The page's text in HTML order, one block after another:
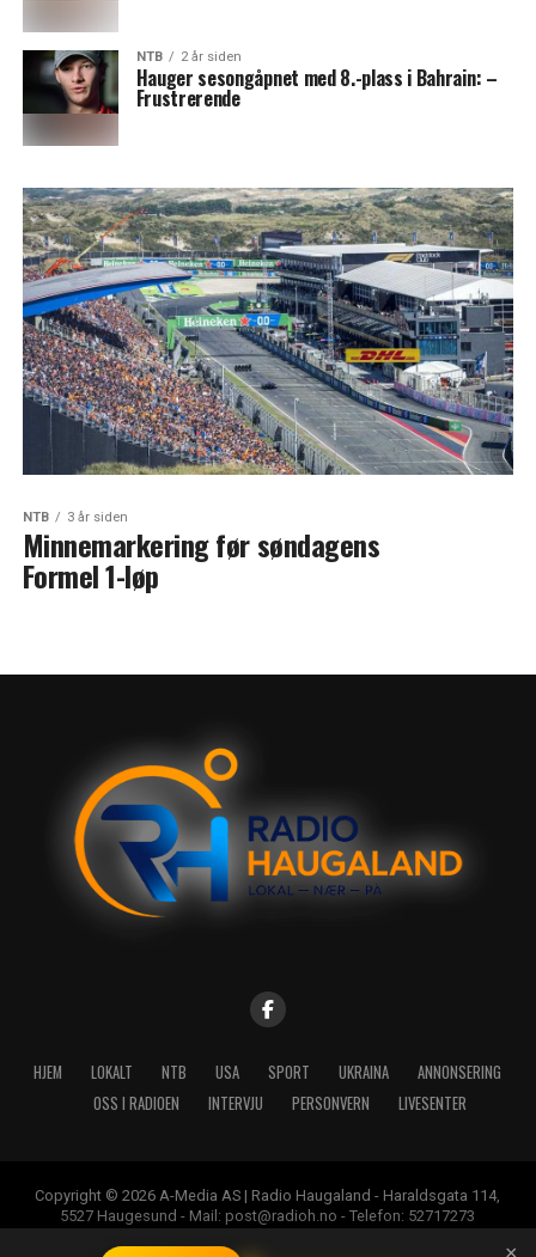
NTB 2 år siden
Hauger sesongåpnet med 8.-plass i Bahrain: –
Frustrerende
NTB 3 år siden
Minnemarkering før søndagens
Formel 1-løp
HJEM LOKALT NTB USA SPORT UKRAINA
ANNONSERING
OSS I RADIOEN
INTERVJU PERSONVERN LIVESENTER
Copyright © 2026 A-Media AS | Radio Haugaland - Haraldsgata 114,
5527 Haugesund - Mail: post@radioh.no - Telefon: 52717273